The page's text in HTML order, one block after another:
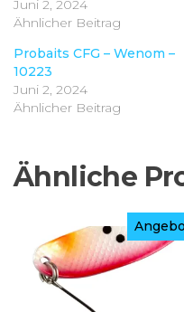
Juni 2, 2024
Ähnlicher Beitrag
Probaits CFG – Wenom –
10223
Juni 2, 2024
Ähnlicher Beitrag
Ähnliche